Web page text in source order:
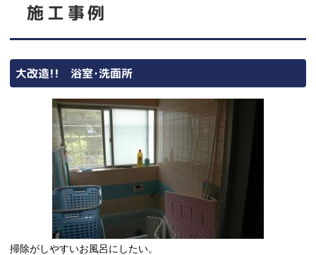
施工事例
大改造!! 浴室･洗面所
掃除がしやすいお風呂にしたい。